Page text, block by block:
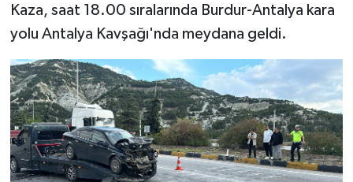
Kaza, saat 18.00 sıralarında Burdur-Antalya kara
yolu Antalya Kavşağı'nda meydana geldi.